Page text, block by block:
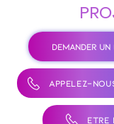
DEMANDER
APPELEZ-
ÊTRE